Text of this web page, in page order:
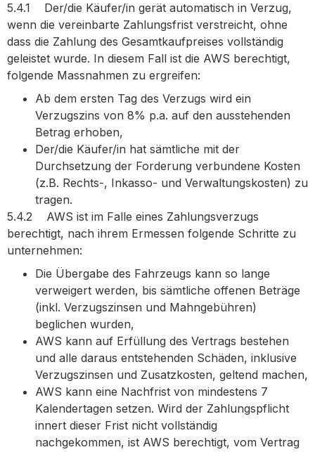
5.4.1 Der/die Käufer/in gerät automatisch in Verzug,
wenn die vereinbarte Zahlungsfrist verstreicht, ohne
dass die Zahlung des Gesamtkaufpreises vollständig
geleistet wurde. In diesem Fall ist die AWS berechtigt,
folgende Massnahmen zu ergreifen:
Ab dem ersten Tag des Verzugs wird ein
Verzugszins von 8% p.a. auf den ausstehenden
Betrag erhoben,
Der/die Käufer/in hat sämtliche mit der
Durchsetzung der Forderung verbundene Kosten
(z.B. Rechts-, Inkasso- und Verwaltungskosten) zu
tragen.
5.4.2 AWS ist im Falle eines Zahlungsverzugs
berechtigt, nach ihrem Ermessen folgende Schritte zu
unternehmen:
Die Übergabe des Fahrzeugs kann so lange
verweigert werden, bis sämtliche offenen Beträge
(inkl. Verzugszinsen und Mahngebühren)
beglichen wurden,
AWS kann auf Erfüllung des Vertrags bestehen
und alle daraus entstehenden Schäden, inklusive
Verzugszinsen und Zusatzkosten, geltend machen,
AWS kann eine Nachfrist von mindestens 7
Kalendertagen setzen. Wird der Zahlungspflicht
innert dieser Frist nicht vollständig
nachgekommen, ist AWS berechtigt, vom Vertrag